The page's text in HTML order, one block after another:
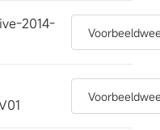
2014-